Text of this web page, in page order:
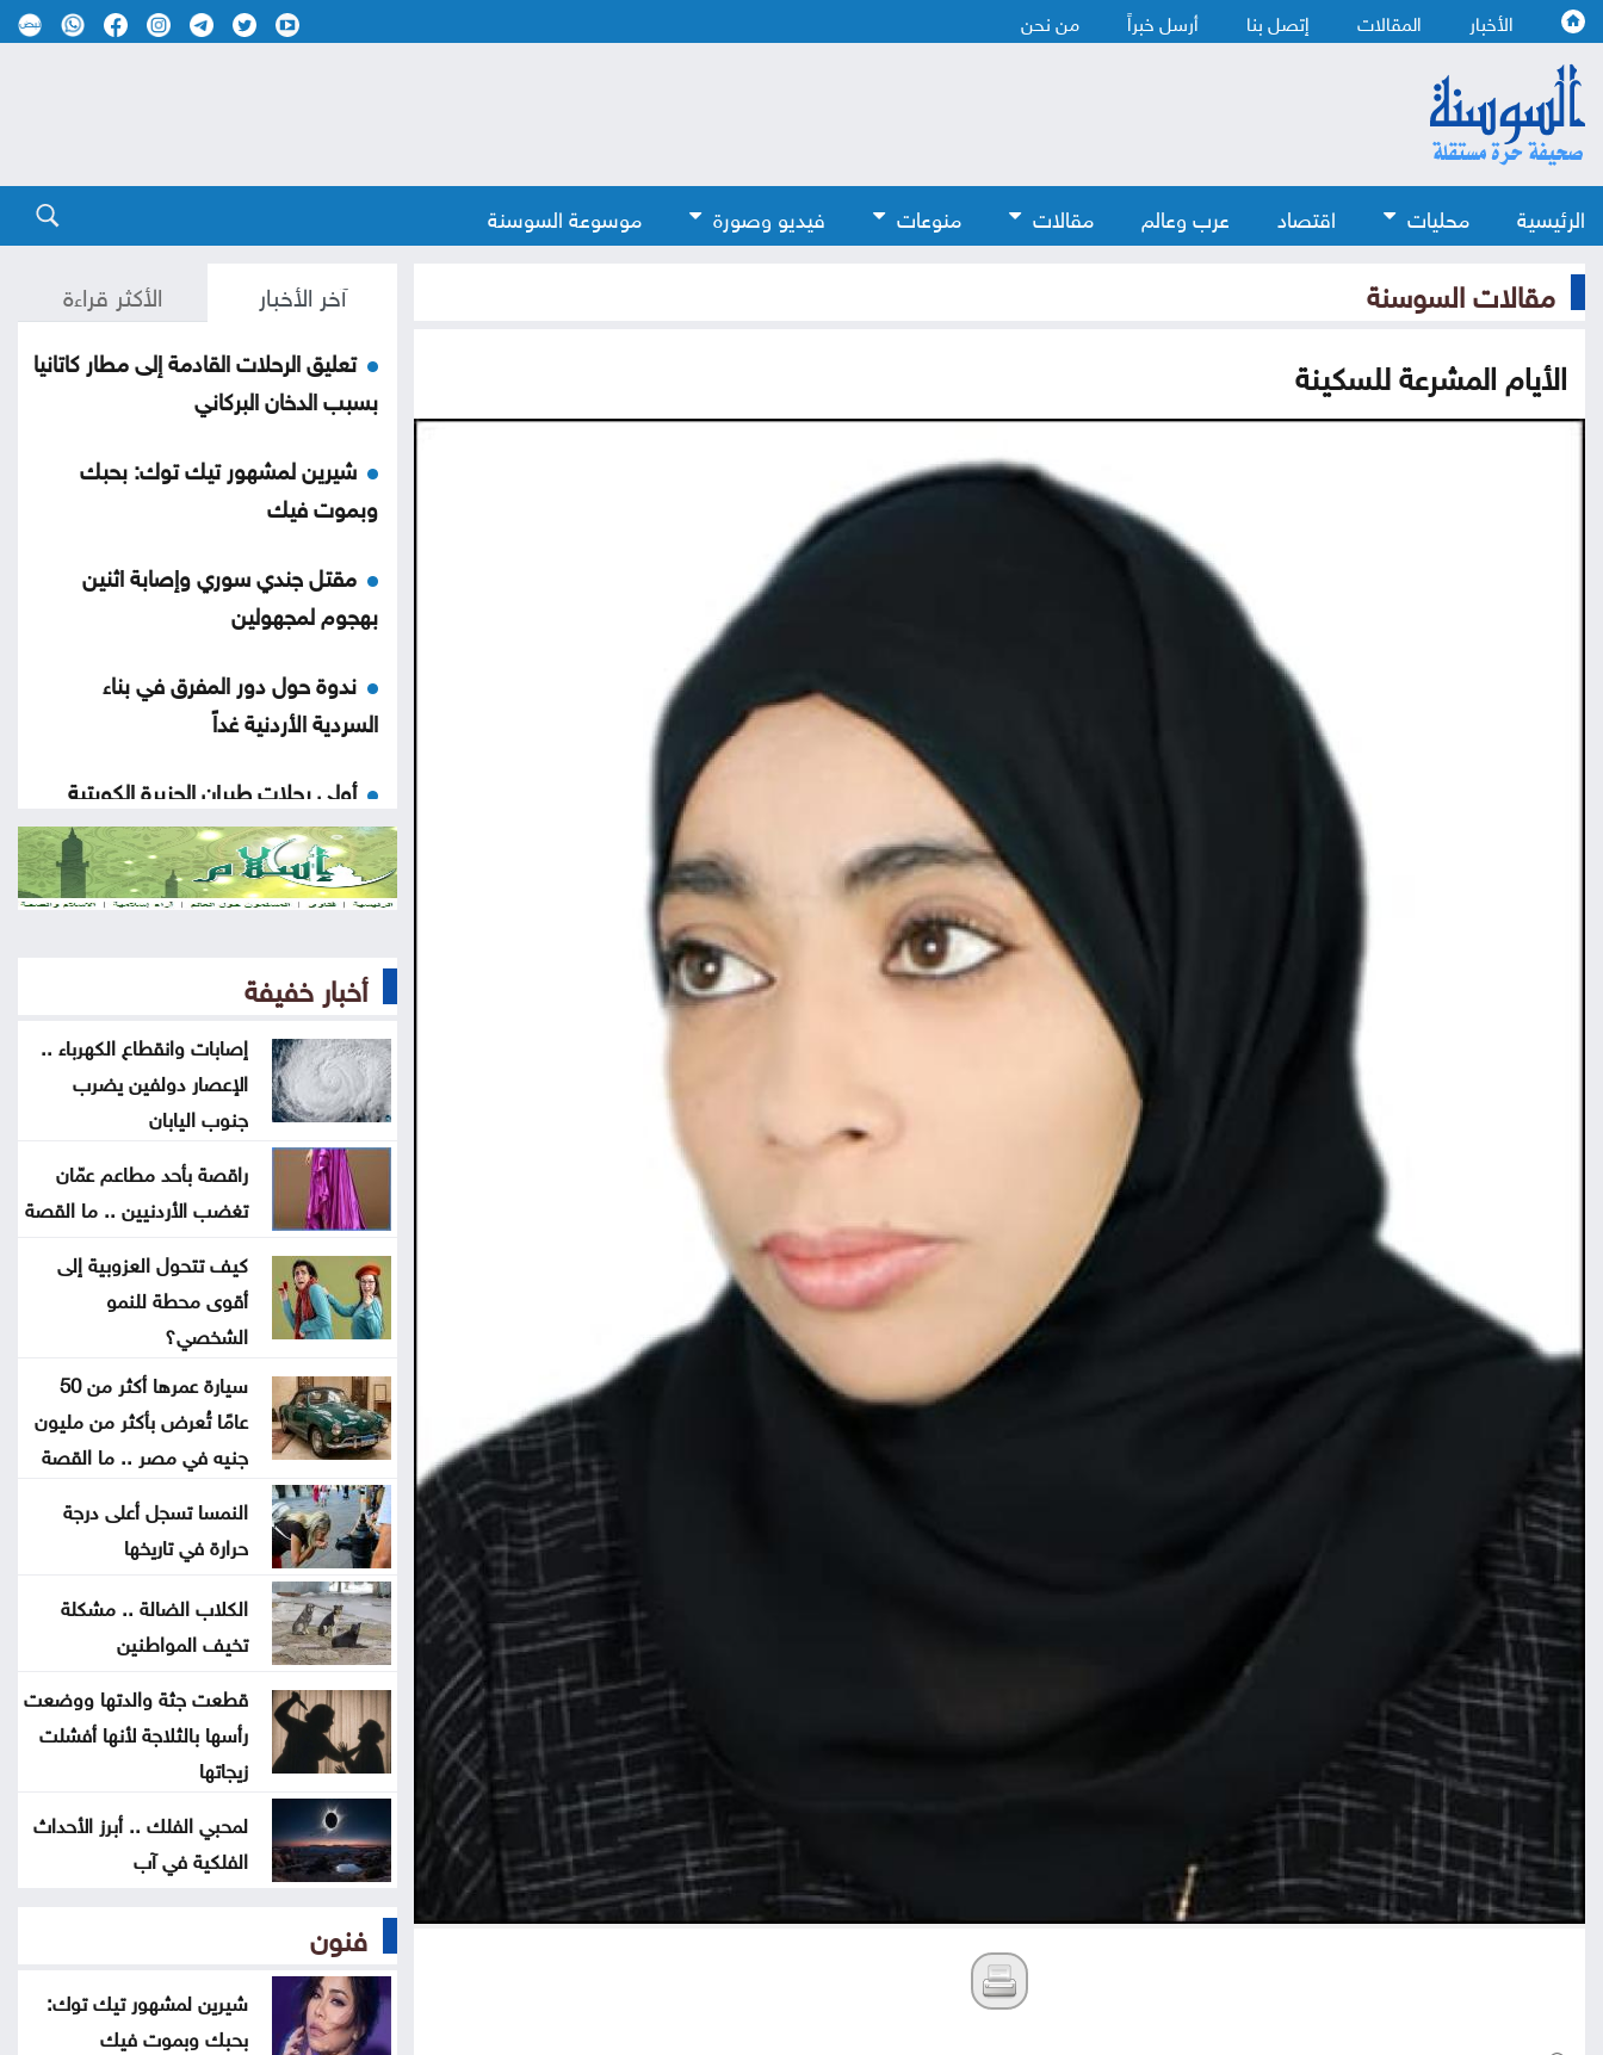
الأخبار المقالات إتصل بنا أرسل خبراً من نحن
الرئيسية محليات اقتصاد عرب وعالم مقالات منوعات فيديو وصورة موسوعة السوسنة
مقالات السوسنة
الأيام المشرعة للسكينة
آخر الأخبار الأكثر قراءة
تعليق الرحلات القادمة إلى مطار كاتانيا
بسبب الدخان البركاني
شيرين لمشهور تيك توك: بحبك
وبموت فيك
مقتل جندي سوري وإصابة اثنين
بهجوم لمجهولين
ندوة حول دور المفرق في بناء
السردية الأردنية غداً
أولى رحلات طيران الجزيرة الكويتية
تصل إلى مطار دير الزور
الأمانة تبدأ الأحد أعمال تعبيد في
ضبط اعتداءات جديدة على المياه في
منطقة بيرين
دورة تدريبية بمركز البحوث الدوائية
والتشخيصية في عمان الاهلية حول
الهندسة الطبية الحيوية
تحذير من إطلاق العيارات النارية
وإغلاق الطرق باحتفالات التوجيهي
التكنولوجيا الزراعية في عمان الأهلية
تشارك بفعاليات اليوم العالمي لمكافحة
التصحر والجفاف 2026
هندسة عمان الأهلية تحصد المركز
الأول بمسابقة مشاريع النقل والمرور
2.8 مليار دينار قروض كشف الراتب
منذ بداية العام
معالم سعودية تضاء بأعلام المملكة
وتركيا وباكستان .. صور
ليلة فنية وتراثية بالزرقاء ضمن
فعاليات صيف الأردن
لا تمديد لفترة قوننة وتوفيق الأوضاع
للعمالة غير الأردنية المخالفة
أخبار خفيفة
إصابات وانقطاع الكهرباء ..
الإعصار دولفين يضرب
جنوب اليابان
راقصة بأحد مطاعم عمّان
تغضب الأردنيين .. ما القصة
كيف تتحول العزوبية إلى
أقوى محطة للنمو
الشخصي؟
سيارة عمرها أكثر من 50
عامًا تُعرض بأكثر من مليون
جنيه في مصر .. ما القصة
النمسا تسجل أعلى درجة
حرارة في تاريخها
الكلاب الضالة .. مشكلة
تخيف المواطنين
قطعت جثة والدتها ووضعت
رأسها بالثلاجة لأنها أفشلت
زيجاتها
لمحبي الفلك .. أبرز الأحداث
الفلكية في آب
فنون
شيرين لمشهور تيك توك:
بحبك وبموت فيك